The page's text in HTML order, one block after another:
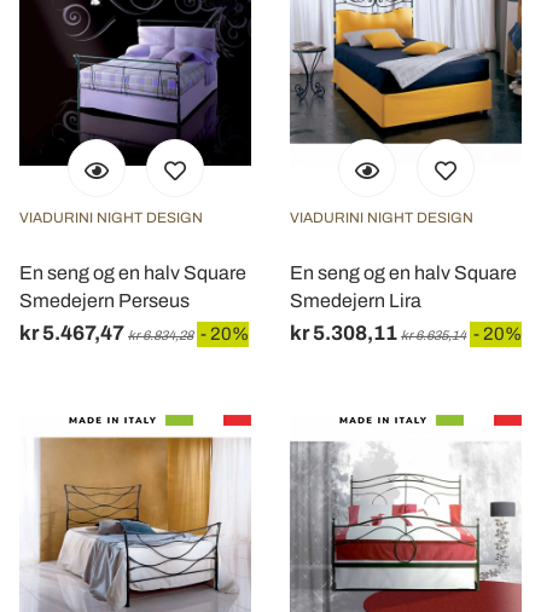
VIADURINI NIGHT DESIGN
En seng og en halv Square
Smedejern Perseus
kr 5.467,47 kr 6.834,28 - 20%
VIADURINI NIGHT DESIGN
En seng og en halv Square
Smedejern Lira
kr 5.308,11 kr 6.635,14 - 20%